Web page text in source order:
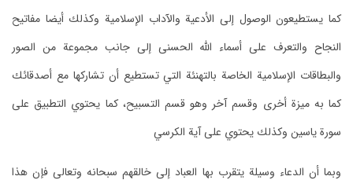
كما يستطيعون الوصول إلى الأدعية والآداب الإسلامية وكذلك أيضا مفاتيح
النجاح والتعرف على أسماء الله الحسنى إلى جانب مجموعة من الصور
والبطاقات الإسلامية الخاصة بالتهنئة التي تستطيع أن تشاركها مع أصدقائك
كما به ميزة أخرى وقسم آخر وهو قسم التسبيح، كما يحتوي التطبيق على
سورة ياسين وكذلك يحتوي على آية الكرسي
وبما أن الدعاء وسيلة يتقرب بها العباد إلى خالقهم سبحانه وتعالى فإن هذا